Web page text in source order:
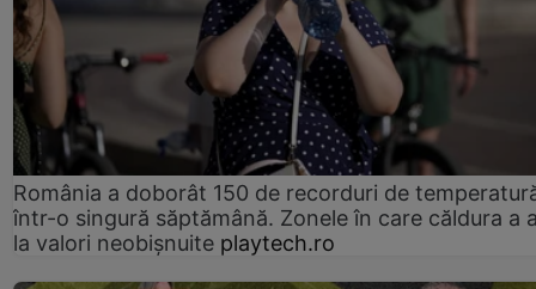
România a doborât 150 de recorduri de
într-o singură săptămână. Zonele în care căldura a
la valori neobișnuite playtech.ro